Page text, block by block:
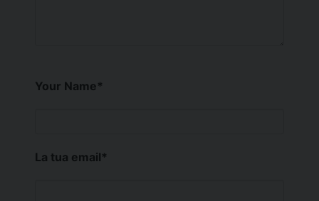
Your Name*
La tua email*